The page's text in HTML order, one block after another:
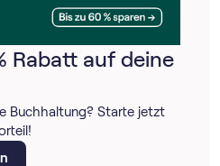
Rabatt auf deine
Buchhaltung? Starte jetzt